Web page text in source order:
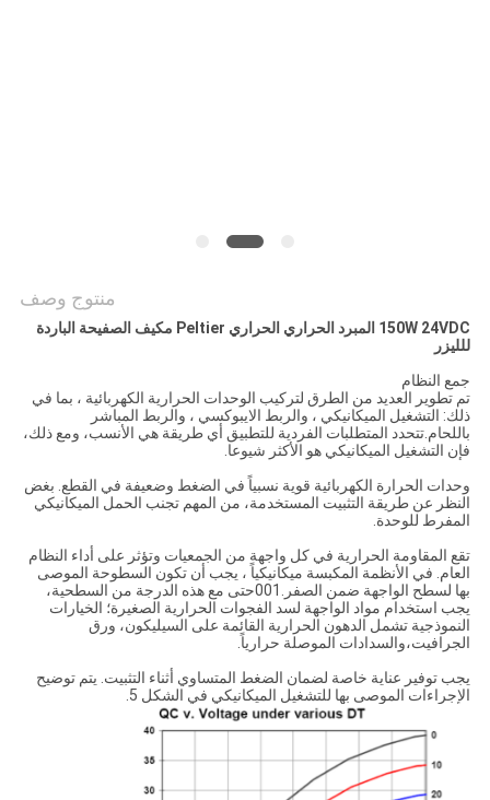
منتوج وصف
150W 24VDC المبرد الحراري الحراري Peltier مكيف الصفيحة الباردة
للليزر
جمع النظام
تم تطوير العديد من الطرق لتركيب الوحدات الحرارية الكهربائية ، بما في
ذلك: التشغيل الميكانيكي ، والربط الايبوكسي ، والربط المباشر
باللحام.تتحدد المتطلبات الفردية للتطبيق أي طريقة هي الأنسب، ومع ذلك،
فإن التشغيل الميكانيكي هو الأكثر شيوعا.
وحدات الحرارة الكهربائية قوية نسبياً في الضغط وضعيفة في القطع. بغض
النظر عن طريقة التثبيت المستخدمة، من المهم تجنب الحمل الميكانيكي
المفرط للوحدة.
تقع المقاومة الحرارية في كل واجهة من الجمعيات وتؤثر على أداء النظام
العام. في الأنظمة المكبسة ميكانيكياً ، يجب أن تكون السطوحة الموصى
بها لسطح الواجهة ضمن الصفر.001حتى مع هذه الدرجة من السطحية،
يجب استخدام مواد الواجهة لسد الفجوات الحرارية الصغيرة؛ الخيارات
النموذجية تشمل الدهون الحرارية القائمة على السيليكون، ورق
الجرافيت،والسدادات الموصلة حرارياً.
يجب توفير عناية خاصة لضمان الضغط المتساوي أثناء التثبيت. يتم توضيح
الإجراءات الموصى بها للتشغيل الميكانيكي في الشكل 5.